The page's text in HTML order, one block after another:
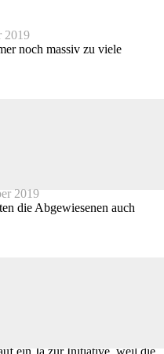
2019
noch massiv zu viele
2019
die Abgewiesenen auch
ein Ja zur Initiative, weil die